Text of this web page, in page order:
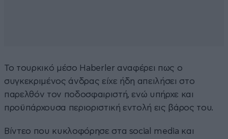
Το τουρκικό μέσο Haberler αναφέρει πως ο
συγκεκριμένος άνδρας είχε ήδη απειλήσει στο
παρελθόν τον ποδοσφαιριστή, ενώ υπήρχε και
προϋπάρχουσα περιοριστική εντολή εις βάρος του.
Βίντεο που κυκλοφόρησε στα social media και